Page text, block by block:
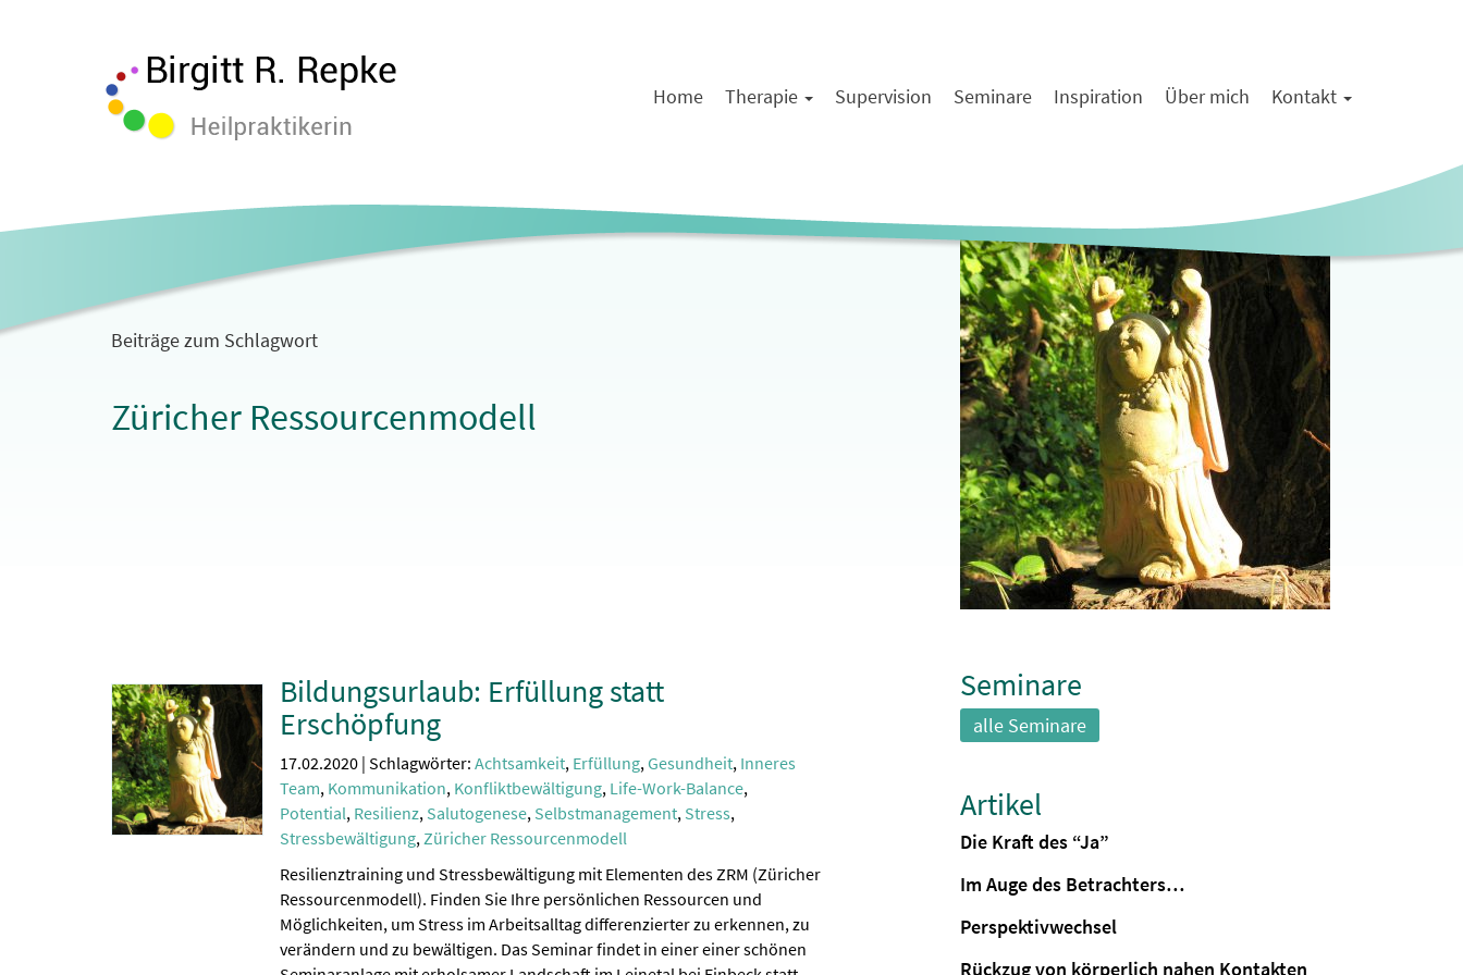
Home Therapie Supervision Seminare Inspiration Über mich Kontakt
Beiträge zum Schlagwort
Züricher Ressourcenmodell
Bildungsurlaub: Erfüllung statt
Erschöpfung
17.02.2020 | Schlagwörter: Achtsamkeit, Erfüllung,Gesundheit, Inneres
Team, Kommunikation, Konfliktbewältigung, Life-Work-Balance,
Potential, Resilienz, Salutogenese, Selbstmanagement, Stress,
Stressbewältigung,Züricher Ressourcenmodell
Resilienztraining und Stressbewältigung mit Elementen des ZRM (Züricher
Ressourcenmodell). Finden Sie Ihre persönlichen Ressourcen und
Möglichkeiten, um Stress im Arbeitsalltag differenzierter zu erkennen, zu
verändern und zu bewältigen. Das Seminar findet in einer einer schönen
Seminare
alle Seminare
Artikel
Die Kraft des “Ja”
Im Auge des Betrachters…
Perspektivwechsel
Rückzug von körperlich nahen Kontakten